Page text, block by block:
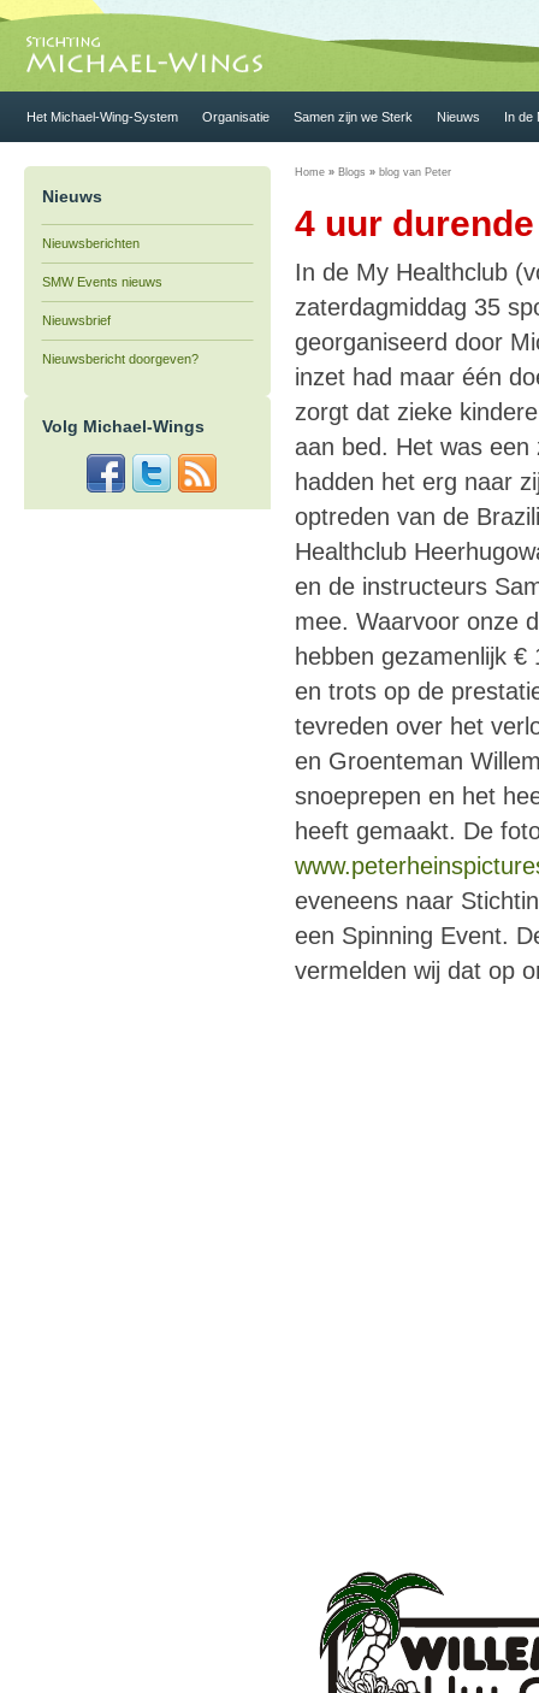
Het Michael-Wing-System Organisatie Samen zijn we Sterk Nieuws In de
Nieuws
Nieuwsberichten
SMW Events nieuws
Nieuwsbrief
Nieuwsbericht doorgeven?
Volg Michael-Wings
Home » Blogs » blog van Peter
4 uur
In de My Healthclub
zaterdagmiddag 35
georganiseerd door
inzet had maar één
zorgt dat zieke
aan bed. Het was
hadden het erg naar
optreden van de
Healthclub
en de instructeurs
mee. Waarvoor onze
hebben gezamenlijk
en trots op de
tevreden over het
en Groenteman
snoeprepen en het
heeft gemaakt. De
eveneens naar
een Spinning Event.
vermelden wij dat op